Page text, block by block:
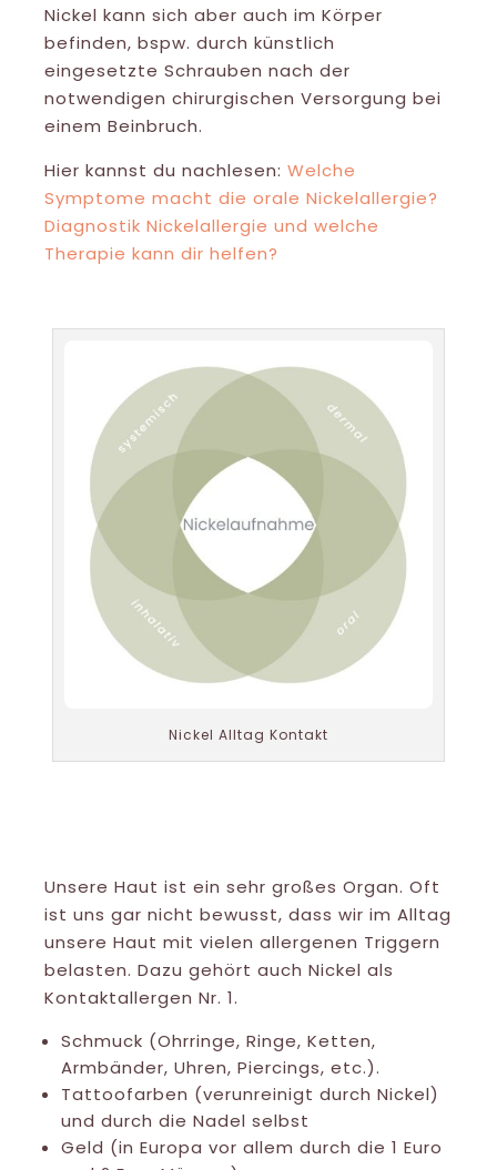
Nickel kann sich aber auch im Körper
befinden, bspw. durch künstlich
eingesetzte Schrauben nach der
notwendigen chirurgischen Versorgung bei
einem Beinbruch.
Hier kannst du nachlesen: Welche
Symptome macht die orale Nickelallergie?
Diagnostik Nickelallergie und welche
Therapie kann dir helfen?
Nickel Alltag Kontakt
Unsere Haut ist ein sehr großes Organ. Oft
ist uns gar nicht bewusst, dass wir im Alltag
unsere Haut mit vielen allergenen Triggern
belasten. Dazu gehört auch Nickel als
Kontaktallergen Nr. 1.
Schmuck (Ohrringe, Ringe, Ketten,
Armbänder, Uhren, Piercings, etc.).
Tattoofarben (verunreinigt durch Nickel)
und durch die Nadel selbst
Geld (in Europa vor allem durch die 1 Euro